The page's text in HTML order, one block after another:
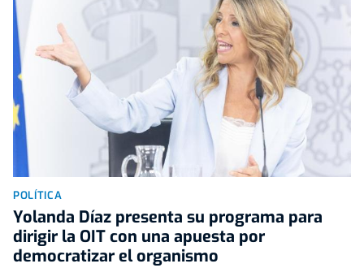
POLÍTICA
Yolanda Díaz presenta su programa para
dirigir la OIT con una apuesta por
democratizar el organismo